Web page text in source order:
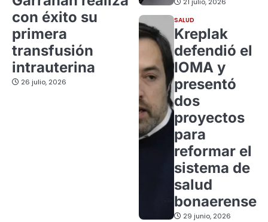
con éxito su
primera
transfusión
intrauterina
26 julio, 2026
21 julio, 2026
SALUD
Kreplak
defendió el
IOMA y
presentó
dos
proyectos
para
reformar el
sistema de
salud
bonaerense
29 junio, 2026